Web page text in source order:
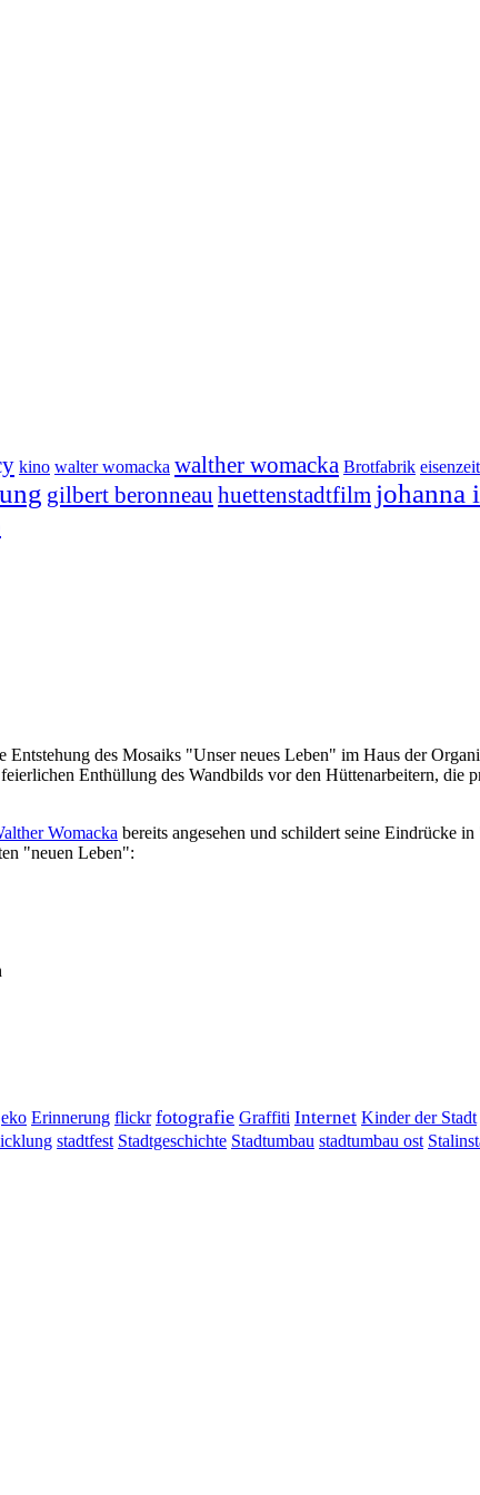
kino walter womacka walther womacka Brotfabrik eisenzeit
gilbert beronneau huettenstadtfilm johanna
des Mosaiks "Unser neues Leben" im Haus der
Enthüllung des Wandbilds vor den Hüttenarbeitern,
Womacka bereits angesehen und schildert seine Eindrücke in
"neuen Leben":
eko Erinnerung flickr fotografie Graffiti Internet Kinder der Stadt
stadtfest Stadtgeschichte Stadtumbau stadtumbau ost